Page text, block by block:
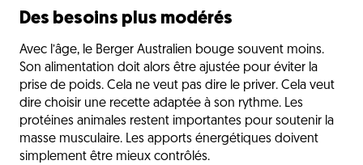
Des besoins plus modérés
Avec l’âge, le Berger Australien bouge souvent moins.
Son alimentation doit alors être ajustée pour éviter la
prise de poids. Cela ne veut pas dire le priver. Cela veut
dire choisir une recette adaptée à son rythme. Les
protéines animales restent importantes pour soutenir la
masse musculaire. Les apports énergétiques doivent
simplement être mieux contrôlés.